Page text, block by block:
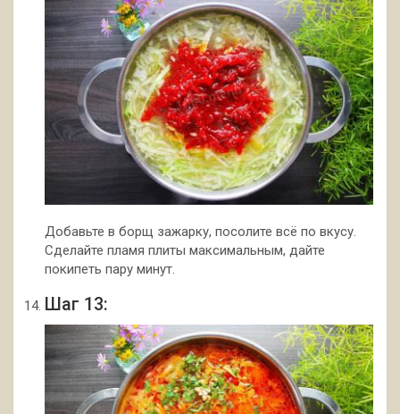
Добавьте в борщ зажарку, посолите всё по вкусу.
Сделайте пламя плиты максимальным, дайте
покипеть пару минут.
Шаг 13: